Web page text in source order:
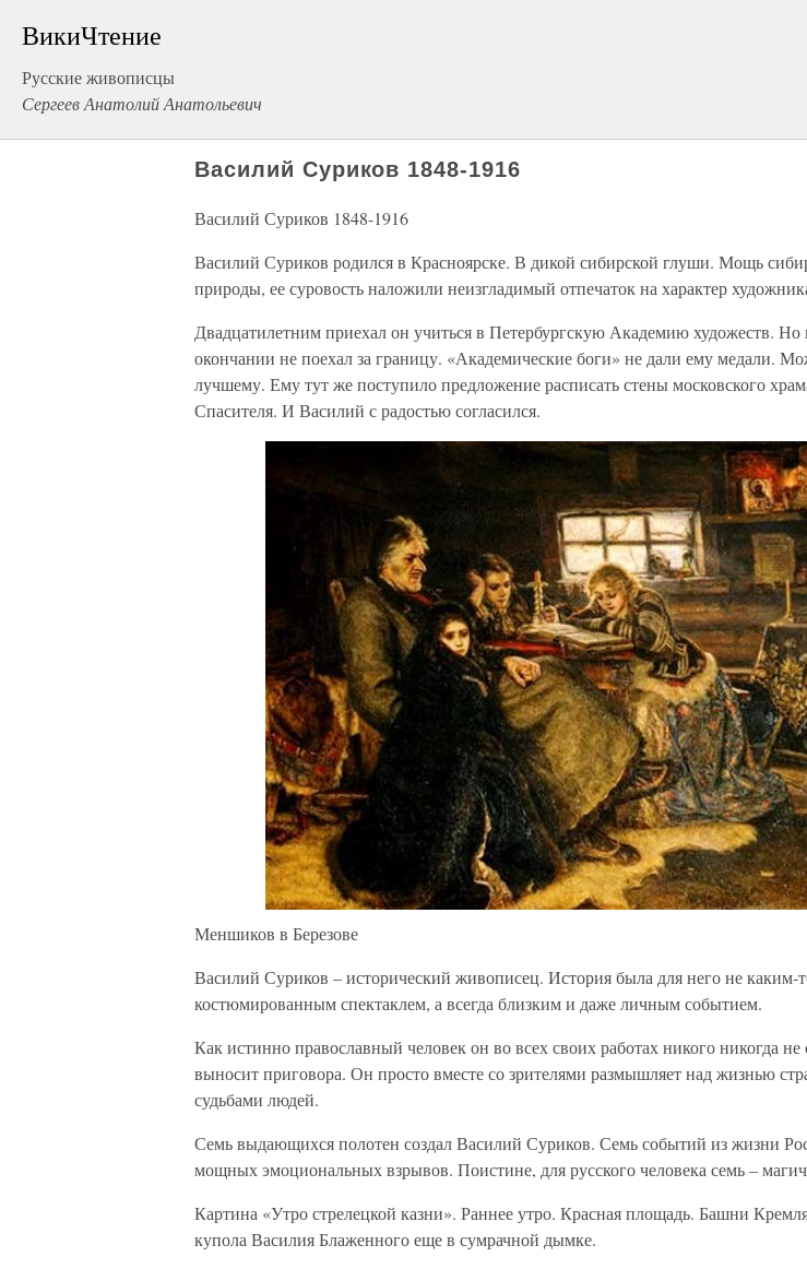
ВикиЧтение
Русские живописцы
Сергеев Анатолий Анатольевич
Василий Суриков 1848-1916
Василий Суриков 1848-1916
Василий Суриков родился в Красноярске. В дикой сибирской глуши. Мощь
природы, ее суровость наложили неизгладимый отпечаток на характер
Двадцатилетним приехал он учиться в Петербургскую Академию художеств. Но
окончании не поехал за границу. «Академические боги» не дали ему медали.
лучшему. Ему тут же поступило предложение расписать стены московского
Спасителя. И Василий с радостью согласился.
Меншиков в Березове
Василий Суриков – исторический живописец. История была для него не каким-
костюмированным спектаклем, а всегда близким и даже личным событием.
Как истинно православный человек он во всех своих работах никого никогда не
выносит приговора. Он просто вместе со зрителями размышляет над жизнью
судьбами людей.
Семь выдающихся полотен создал Василий Суриков. Семь событий из жизни
мощных эмоциональных взрывов. Поистине, для русского человека семь –
Картина «Утро стрелецкой казни». Раннее утро. Красная площадь. Башни
купола Василия Блаженного еще в сумрачной дымке.